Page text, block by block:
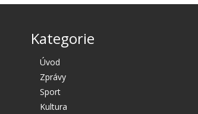
Kategorie
Úvod
Zprávy
Sport
Kultura